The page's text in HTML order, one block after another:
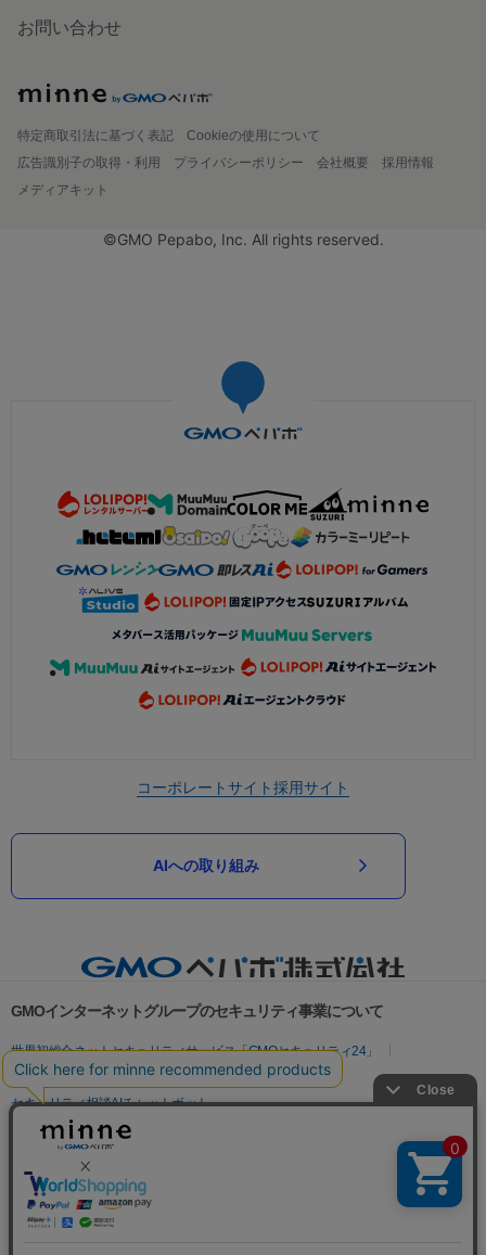
お問い合わせ
特定商取引法に基づく表記
Cookieの使用について
広告識別子の取得・利用
プライバシーポリシー 会社概要
採用情報
メディアキット
©GMO Pepabo, Inc. All rights reserved.
コーポレートサイト採用サイト
AIへの取り組み
GMOインターネットグループのセキュリティ事業について
世界初総合ネットセキュリティサービス「GMOセキュリティ24」
パスワード漏洩診断
Webサイトリスク診断
セキュリティ相談AIチャットボット
実在証明・盗聴対策
サイバー攻撃対策（GMO Flatt Security）
セキュリティ事業の軌跡